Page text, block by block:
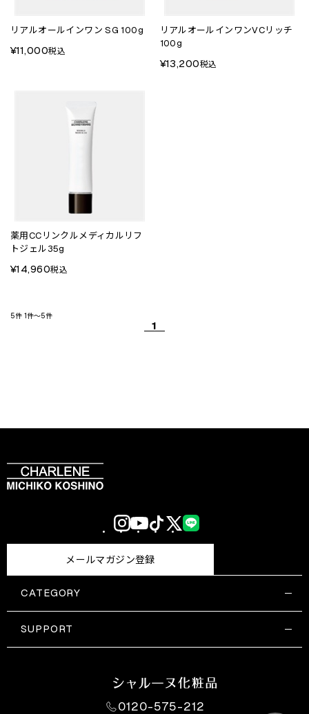
リアルオールインワン SG 100g
¥11,000税込
リアルオールインワンVCリッチ
100g
¥13,200税込
薬用CCリンクルメディカルリフ
トジェル35g
¥14,960税込
5件 1件～5件
1
CATEGORY
サプリメント・保健機能食品
SUPPORT
0120-575-212
メールマガジン登録